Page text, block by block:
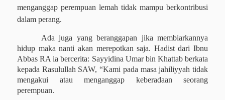
menganggap perempuan lemah tidak mampu berkontribusi
dalam perang.
Ada juga yang beranggapan jika membiarkannya
hidup maka nanti akan merepotkan saja. Hadist dari Ibnu
Abbas RA ia bercerita: Sayyidina Umar bin Khattab berkata
kepada Rasulullah SAW, “Kami pada masa jahiliyyah tidak
mengakui atau menganggap keberadaan seorang
perempuan.